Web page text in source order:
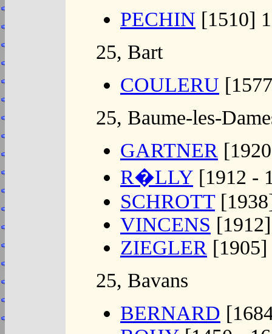
PECHIN [1510]
25, Bart
COULERU
25, Baume-les-
GARTNER
R�LLY [1912 -
SCHROTT
VINCENS
ZIEGLER [1905]
25, Bavans
BERNARD